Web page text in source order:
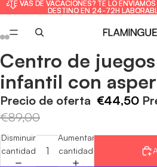
¿TE VAS DE VACACIONES? TE LO
DESTINO EN 24-72H
¿TE VAS DE VACACIONES? TE LO
DESTINO EN 24-72H
Abrir
imagen
pantalla
Abrir
imagen
pantalla
Abrir
imagen
pantalla
Abrir
imagen
pantalla
Abrir
imagen
pantalla
Abrir
imagen
pantalla
Abrir
imagen
pantalla
Abrir
imagen
pantalla
Centro de
infantil con
Precio de oferta €44,50
€89,00
Disminuir
cantidad
Aumentar
cantidad